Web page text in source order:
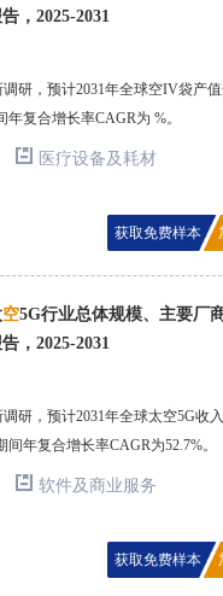
，2025-2031
研，预计2031年全球空IV袋产
年复合增长率CAGR为 %。
医疗设备及耗材
获取免费样本
空5G行业总体规模、主要厂
，2025-2031
研，预计2031年全球太空5G收
间年复合增长率CAGR为52.7%。
软件及商业服务
获取免费样本